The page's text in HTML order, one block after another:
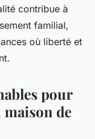
contribue à
familial,
où liberté et
pour
de